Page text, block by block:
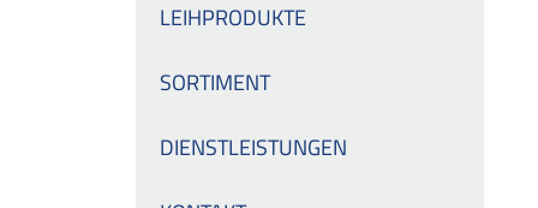
LEIHPRODUKTE
SORTIMENT
DIENSTLEISTUNGEN